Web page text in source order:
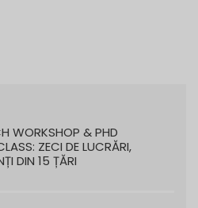
WORKSHOP & PHD
ZECI DE LUCRĂRI,
DIN 15 ȚĂRI